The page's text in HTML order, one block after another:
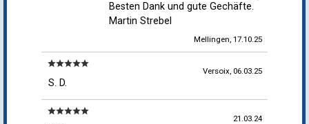
Besten Dank und gute Gechäfte.
Martin Strebel
Mellingen, 17.10.25
starstarstarstarstar
S. D.
Versoix, 06.03.25
starstarstarstarstar
21.03.24